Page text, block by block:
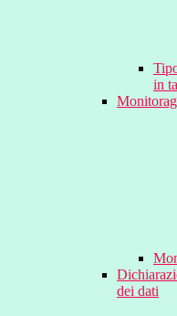
in
dei dati